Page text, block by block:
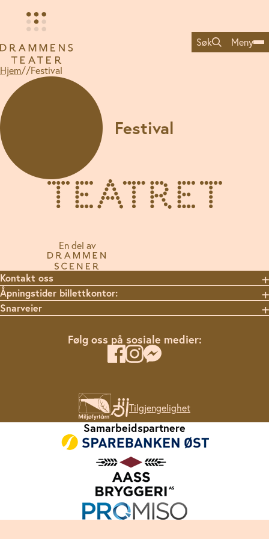
innhold
Søk
Meny
Hjem//Festival
Festival
En del av
Kontakt oss
Åpningstider billettkontor:
Snarveier
Følg oss på sosiale medier:
Tilgjengelighet
Samarbeidspartnere